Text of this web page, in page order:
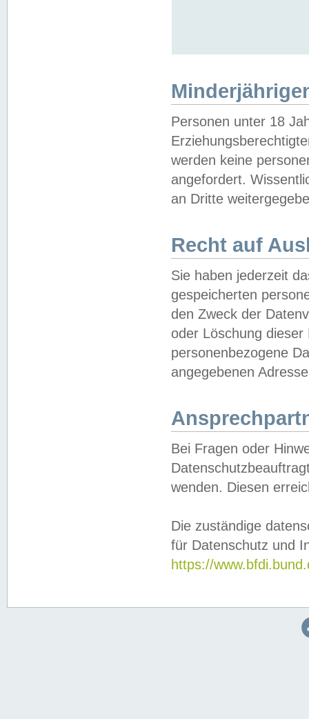
Personen unter 18
werden keine
angefordert.
an Dritte
Recht auf
Sie haben jederzeit
gespeicherten
den Zweck der
oder Löschung
personenbezogene
angegebenen
Bei Fragen oder
wenden. Diesen
Die zuständige
für Datenschutz und
https://